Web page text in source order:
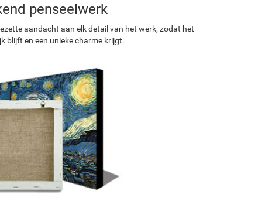
penseelwerk
aandacht aan elk detail van het werk, zodat het
blijft en een unieke charme krijgt.